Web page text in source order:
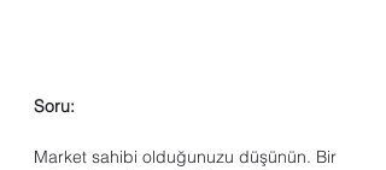
Soru:
Market sahibi olduğunuzu düşünün. Bir